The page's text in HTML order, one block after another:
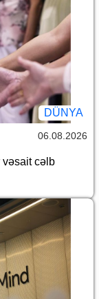
DÜNYA
06.08.2026
vəsait cəlb